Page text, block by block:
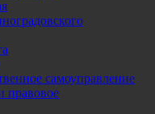
самоуправление
правовое